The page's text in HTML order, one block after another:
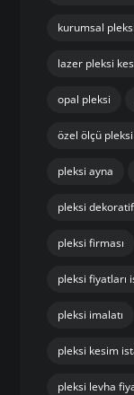
kurumsal
lazer pleksi
opal pleksi
özel ölçü
pleksi ayna
pleksi
pleksi firması
pleksi fiyatları
pleksi imalatı
pleksi kesim
pleksi levha